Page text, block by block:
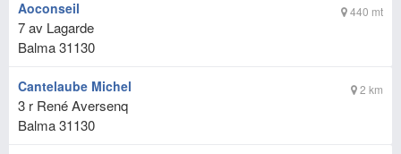
440 mt
Aoconseil
7 av Lagarde
Balma31130
2 km
Cantelaube Michel
3 r René Aversenq
Balma31130